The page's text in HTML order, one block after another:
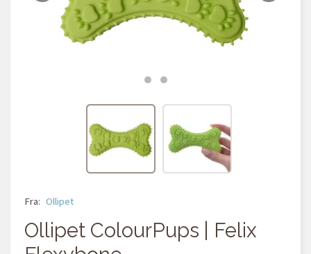
Fra: Ollipet
Ollipet ColourPups | Felix